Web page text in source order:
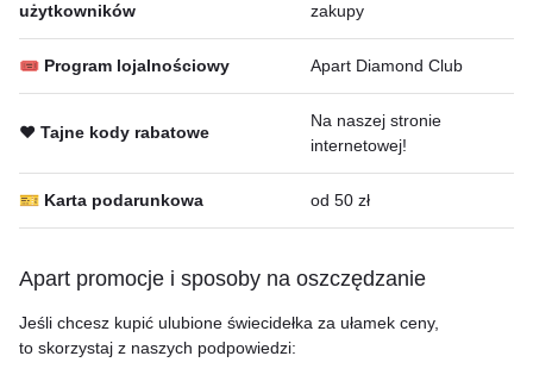
użytkowników
zakupy
🎟 Program lojalnościowy Apart Diamond Club
❤️ Tajne kody rabatowe
Na naszej stronie
internetowej!
🎫 Karta podarunkowa od 50 zł
Apart promocje i sposoby na oszczędzanie
Jeśli chcesz kupić ulubione świecidełka za ułamek ceny,
to skorzystaj z naszych podpowiedzi: